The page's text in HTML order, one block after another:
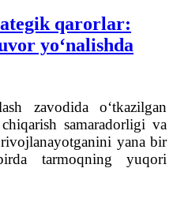
qarorlar:
yo‘nalishda
zavodida o‘tkazilgan
samaradorligi va
yana bir
tarmoqning yuqori